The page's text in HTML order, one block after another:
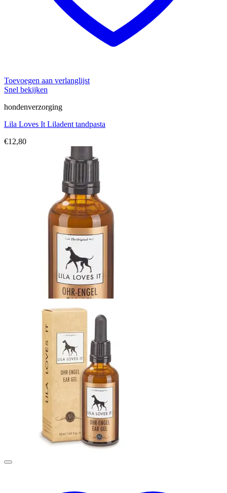
Toevoegen aan verlanglijst
Snel bekijken
hondenverzorging
Lila Loves It Liladent tandpasta
€12,80